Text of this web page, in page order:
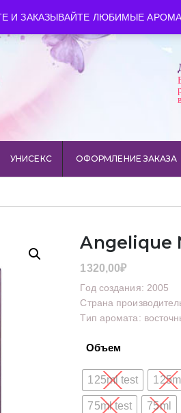
И ЗАКАЗЫВАЙТЕ ЛЮБИМЫЕ
Время работы: пн-сб 10:00-
УНИСЕКС ОФОРМЛЕНИЕ ЗАКАЗА
Angelique
1320,00₽
Год создания: 2005
Страна
Тип аромата:
Объем
125ml test 125ml
75ml test 75ml